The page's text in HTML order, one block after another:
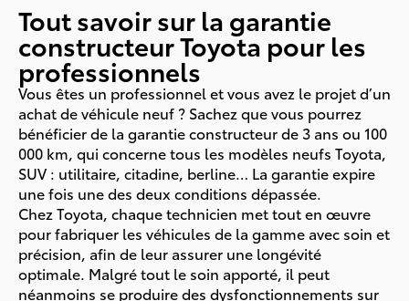
Tout savoir sur la garantie
constructeur Toyota pour les
professionnels
Vous êtes un professionnel et vous avez le projet d’un
achat de véhicule neuf ? Sachez que vous pourrez
bénéficier de la garantie constructeur de 3 ans ou 100
000 km, qui concerne tous les modèles neufs Toyota,
SUV : utilitaire, citadine, berline… La garantie expire
une fois une des deux conditions dépassée.
Chez Toyota, chaque technicien met tout en œuvre
pour fabriquer les véhicules de la gamme avec soin et
précision, afin de leur assurer une longévité
optimale. Malgré tout le soin apporté, il peut
néanmoins se produire des dysfonctionnements sur